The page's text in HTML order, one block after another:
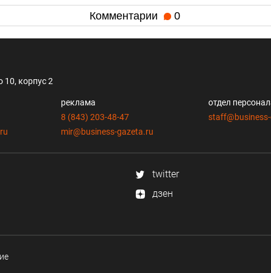
Комментарии 0
10, корпус 2
реклама
8 (843) 203-48-47
mir@business-gazeta.ru
отдел
twitter
дзен